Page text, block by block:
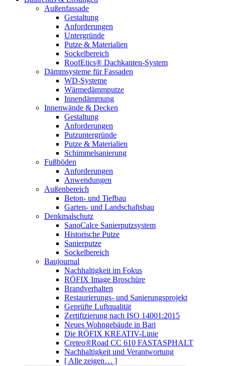
Außenfassade
Gestaltung
Anforderungen
Untergründe
Putze & Materialien
Sockelbereich
RoofEtics® Dachkanten-System
Dämmsysteme für Fassaden
WD-Systeme
Wärmedämmputze
Innendämmung
Innenwände & Decken
Gestaltung
Anforderungen
Putzuntergründe
Putze & Materialien
Schimmelsanierung
Fußböden
Anforderungen
Anwendungen
Außenbereich
Beton- und Tiefbau
Garten- und Landschaftsbau
Denkmalschutz
SanoCalce Sanierputzsystem
Historische Putze
Sanierputze
Sockelbereich
Baujournal
Nachhaltigkeit im Fokus
RÖFIX Image Broschüre
Brandverhalten
Restaurierungs- und Sanierungsprojekt
Geprüfte Luftqualität
Zertifizierung nach ISO 14001:2015
Neues Wohngebäude in Bari
Die RÖFIX KREATIV-Linie
Creteo®Road CC 610 FASTASPHALT
Nachhaltigkeit und Verantwortung
[ Alle zeigen… ]